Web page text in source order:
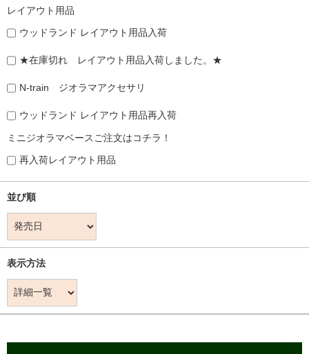
レイアウト用品
ウッドランド レイアウト用品入荷
★在庫切れ レイアウト用品入荷しました。★
N-train ジオラマアクセサリ
ウッドランド レイアウト用品再入荷
ミニジオラマベースご注文はコチラ！
再入荷レイアウト用品
並び順
表示方法